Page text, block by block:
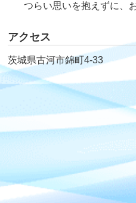
つらい思いを抱えずに、
アクセス
茨城県古河市錦町4-33